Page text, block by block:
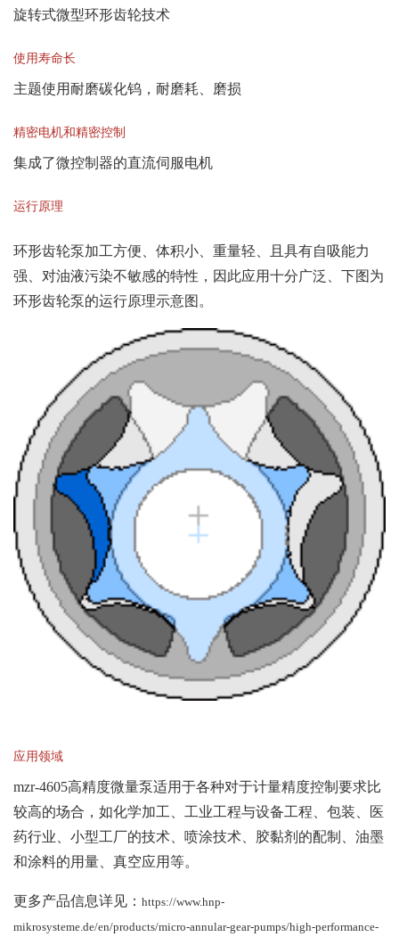
旋转式微型环形齿轮技术
使用寿命长
主题使用耐磨碳化钨，耐磨耗、磨损
精密电机和精密控制
集成了微控制器的直流伺服电机
运行原理
环形齿轮泵加工方便、体积小、重量轻、且具有自吸能力
强、对油液污染不敏感的特性，因此应用十分广泛、下图为
环形齿轮泵的运行原理示意图。
应用领域
mzr-4605高精度微量泵适用于各种对于计量精度控制要求比
较高的场合，如化学加工、工业工程与设备工程、包装、医
药行业、小型工厂的技术、喷涂技术、胶黏剂的配制、油墨
和涂料的用量、真空应用等。
更多产品信息详见： https://www.hnp-
mikrosysteme.de/en/products/micro-annular-gear-pumps/high-performance-